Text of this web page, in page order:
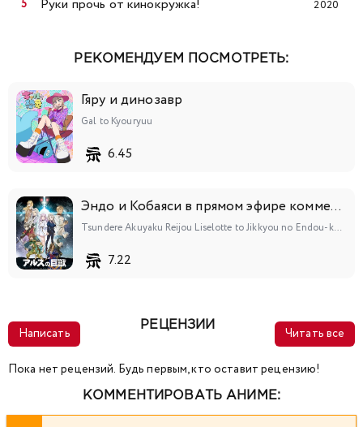
Руки прочь от кинокружка! 2020
РЕКОМЕНДУЕМ ПОСМОТРЕТЬ:
Гяру и динозавр
Gal to Kyouryuu
6.45
Эндо и Кобаяси в прямом эфире комментируют злодейку
Tsundere Akuyaku Reijou Liselotte to Jikkyou no Endou-kun to Kaisetsu no Kobayashi-san
7.22
Написать
РЕЦЕНЗИИ
Читать все
Пока нет рецензий. Будь первым, кто оставит рецензию!
КОММЕНТИРОВАТЬ АНИМЕ: